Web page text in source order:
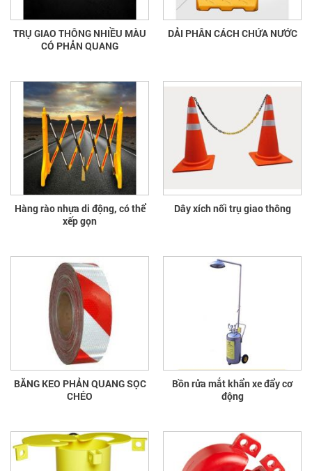
TRỤ GIAO THÔNG NHIỀU MÀU
CÓ PHẢN QUANG
DẢI PHÂN CÁCH CHỨA NƯỚC
Hàng rào nhựa di động, có thể
xếp gọn
Dây xích nối trụ giao thông
BĂNG KEO PHẢN QUANG SỌC
CHÉO
Bồn rửa mắt khẩn xe đẩy cơ
động